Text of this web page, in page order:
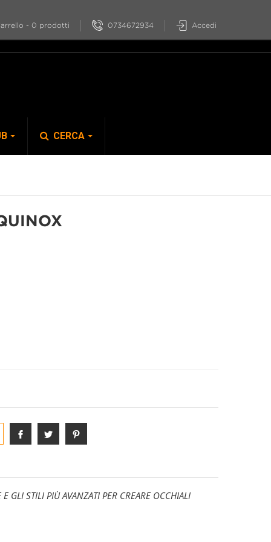
- 0 prodotti 0734672934 Accedi
CERCA
GLI STILI PIÙ AVANZATI PER CREARE OCCHIALI